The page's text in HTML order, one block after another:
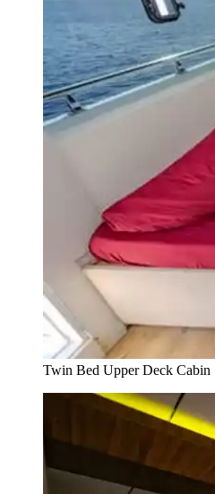
Twin Bed Upper Deck Cabin